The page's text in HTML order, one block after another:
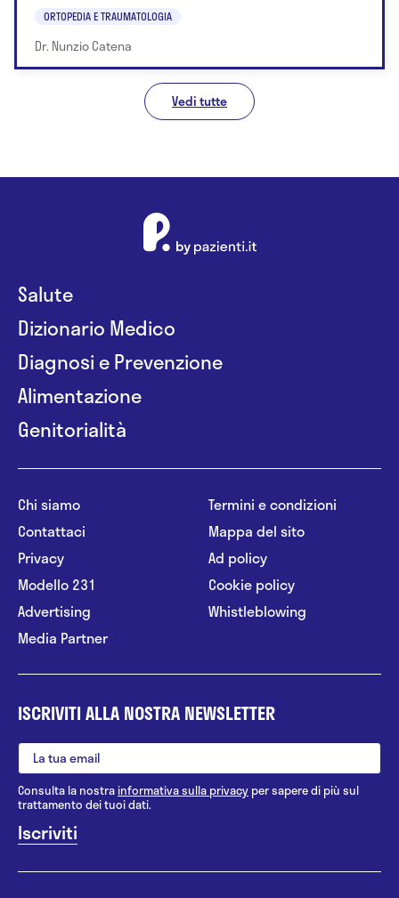
ORTOPEDIA E TRAUMATOLOGIA
Dr. Nunzio Catena
Vedi tutte
Salute
Dizionario Medico
Diagnosi e Prevenzione
Alimentazione
Genitorialità
Chi siamo
Contattaci
Privacy
Modello 231
Advertising
Media Partner
Termini e condizioni
Mappa del sito
Ad policy
Cookie policy
Whistleblowing
ISCRIVITI ALLA NOSTRA NEWSLETTER
Consulta la nostrainformativa sulla privacy per sapere di più sul
trattamento dei tuoi dati.